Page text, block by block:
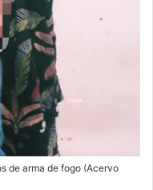
de arma de fogo (Acervo